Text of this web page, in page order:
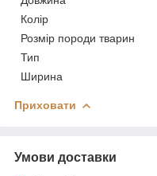
Колір
Розмір породи тварин
Тип
Ширина
Приховати
Умови доставки